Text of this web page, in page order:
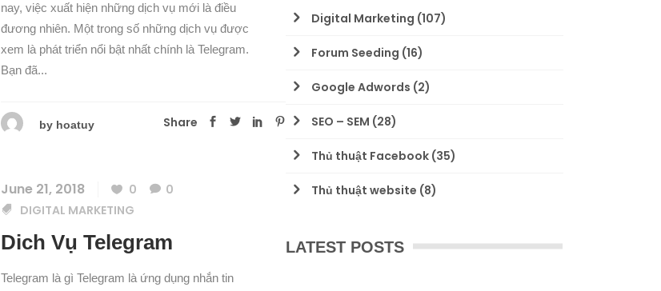
nay, việc xuất hiện những dịch vụ mới là điều
đương nhiên. Một trong số những dịch vụ được
xem là phát triển nổi bật nhất chính là Telegram.
Bạn đã...
by hoatuy Share
June 21, 2018 0
0
DIGITAL MARKETING
Dich Vụ Telegram
Telegram là gì Telegram là ứng dụng nhắn tin
Digital Marketing (107)
Forum Seeding (16)
Google Adwords (2)
SEO – SEM (28)
Thủ thuật Facebook (35)
Thủ thuật website (8)
LATEST POSTS